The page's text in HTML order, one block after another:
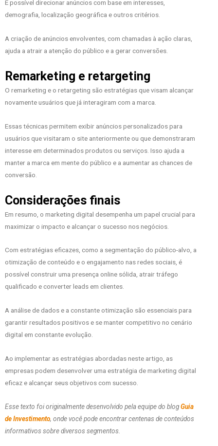
É possível direcionar anúncios com base em interesses,
demografia, localização geográfica e outros critérios.
A criação de anúncios envolventes, com chamadas à ação claras,
ajuda a atrair a atenção do público e a gerar conversões.
Remarketing e retargeting
O remarketing e o retargeting são estratégias que visam alcançar
novamente usuários que já interagiram com a marca.
Essas técnicas permitem exibir anúncios personalizados para
usuários que visitaram o site anteriormente ou que demonstraram
interesse em determinados produtos ou serviços. Isso ajuda a
manter a marca em mente do público e a aumentar as chances de
conversão.
Considerações finais
Em resumo, o marketing digital desempenha um papel crucial para
maximizar o impacto e alcançar o sucesso nos negócios.
Com estratégias eficazes, como a segmentação do público-alvo, a
otimização de conteúdo e o engajamento nas redes sociais, é
possível construir uma presença online sólida, atrair tráfego
qualificado e converter leads em clientes.
A análise de dados e a constante otimização são essenciais para
garantir resultados positivos e se manter competitivo no cenário
digital em constante evolução.
Ao implementar as estratégias abordadas neste artigo, as
empresas podem desenvolver uma estratégia de marketing digital
eficaz e alcançar seus objetivos com sucesso.
Esse texto foi originalmente desenvolvido pela equipe do blogGuia
de Investimento, onde você pode encontrar centenas de conteúdos
informativos sobre diversos segmentos.